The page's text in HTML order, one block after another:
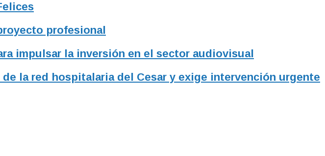
profesional
impulsar la inversión en el sector audiovisual
la red hospitalaria del Cesar y exige intervención urgente